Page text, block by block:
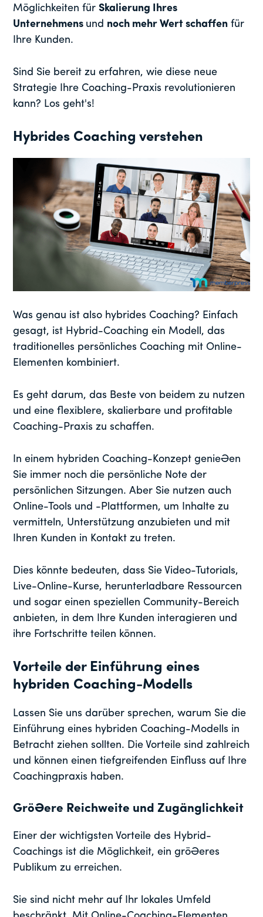
Möglichkeiten fürSkalierung Ihres
Unternehmens und noch mehr Wert schaffen für
Ihre Kunden.
Sind Sie bereit zu erfahren, wie diese neue
Strategie Ihre Coaching-Praxis revolutionieren
kann? Los geht's!
Hybrides Coaching verstehen
Was genau ist also hybrides Coaching? Einfach
gesagt, ist Hybrid-Coaching ein Modell, das
traditionelles persönliches Coaching mit Online-
Elementen kombiniert.
Es geht darum, das Beste von beidem zu nutzen
und eine flexiblere, skalierbare und profitable
Coaching-Praxis zu schaffen.
In einem hybriden Coaching-Konzept genießen
Sie immer noch die persönliche Note der
persönlichen Sitzungen. Aber Sie nutzen auch
Online-Tools und -Plattformen, um Inhalte zu
vermitteln, Unterstützung anzubieten und mit
Ihren Kunden in Kontakt zu treten.
Dies könnte bedeuten, dass Sie Video-Tutorials,
Live-Online-Kurse, herunterladbare Ressourcen
und sogar einen speziellen Community-Bereich
anbieten, in dem Ihre Kunden interagieren und
ihre Fortschritte teilen können.
Vorteile der Einführung eines
hybriden Coaching-Modells
Lassen Sie uns darüber sprechen, warum Sie die
Einführung eines hybriden Coaching-Modells in
Betracht ziehen sollten. Die Vorteile sind zahlreich
und können einen tiefgreifenden Einfluss auf Ihre
Coachingpraxis haben.
Größere Reichweite und Zugänglichkeit
Einer der wichtigsten Vorteile des Hybrid-
Coachings ist die Möglichkeit, ein größeres
Publikum zu erreichen.
Sie sind nicht mehr auf Ihr lokales Umfeld